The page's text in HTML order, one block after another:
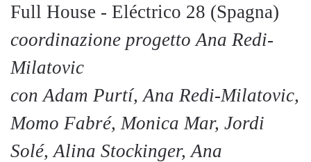
Full House - Eléctrico 28 (Spagna)
coordinazione progetto Ana Redi-
Milatovic
con Adam Purtí, Ana Redi-Milatovic,
Momo Fabré, Monica Mar, Jordi
Solé, Alina Stockinger, Ana